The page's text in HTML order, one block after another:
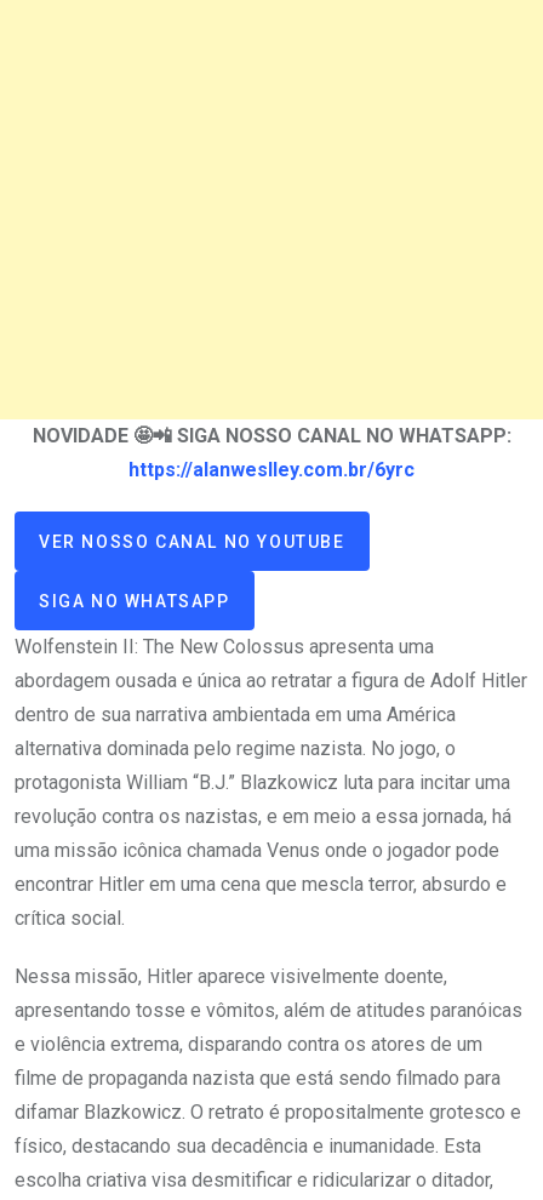
NOVIDADE 🤩📲 SIGA NOSSO CANAL NO WHATSAPP:
https://alanweslley.com.br/6yrc
VER NOSSO CANAL NO YOUTUBE
SIGA NO WHATSAPP
Wolfenstein II: The New Colossus apresenta uma
abordagem ousada e única ao retratar a figura de Adolf Hitler
dentro de sua narrativa ambientada em uma América
alternativa dominada pelo regime nazista. No jogo, o
protagonista William “B.J.” Blazkowicz luta para incitar uma
revolução contra os nazistas, e em meio a essa jornada, há
uma missão icônica chamada Venus onde o jogador pode
encontrar Hitler em uma cena que mescla terror, absurdo e
crítica social.
Nessa missão, Hitler aparece visivelmente doente,
apresentando tosse e vômitos, além de atitudes paranóicas
e violência extrema, disparando contra os atores de um
filme de propaganda nazista que está sendo filmado para
difamar Blazkowicz. O retrato é propositalmente grotesco e
físico, destacando sua decadência e inumanidade. Esta
escolha criativa visa desmitificar e ridicularizar o ditador,